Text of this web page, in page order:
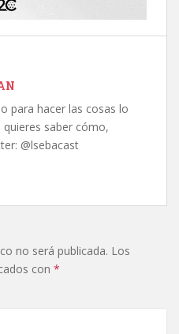
para hacer las cosas lo
saber cómo,
@lsebacast
no será publicada. Los
con *